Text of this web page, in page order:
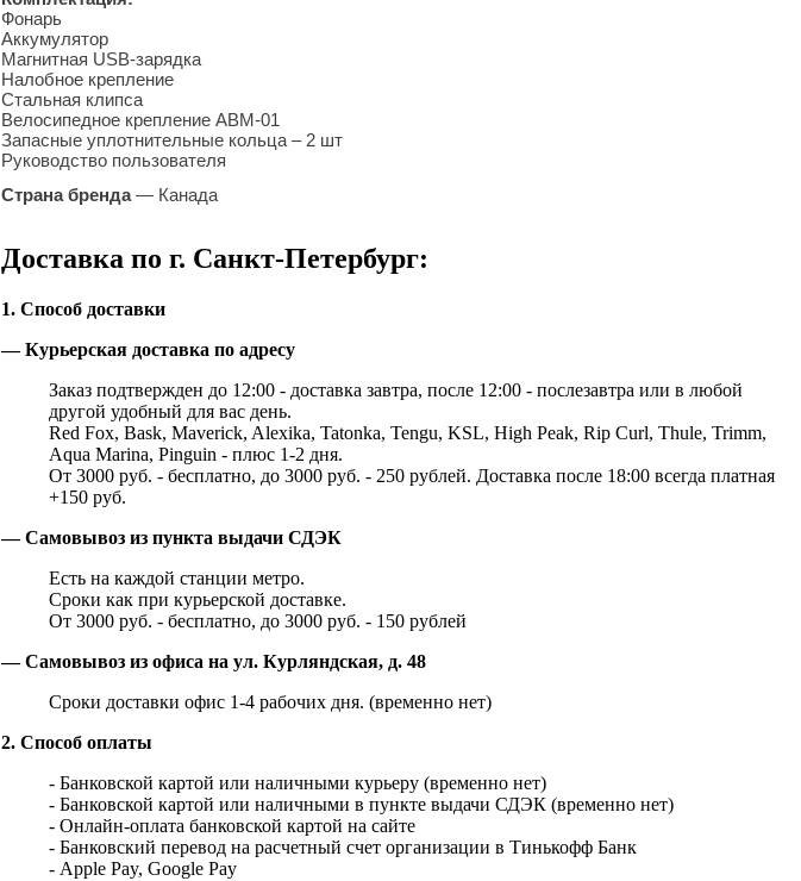
Фонарь
Аккумулятор
Магнитная USB-зарядка
Налобное крепление
Стальная клипса
Велосипедное крепление ABM-01
Запасные уплотнительные кольца – 2 шт
Руководство пользователя
Страна бренда— Канада
Доставка по г. Санкт-Петербург:
1. Способ доставки
— Курьерская доставка по адресу
Заказ подтвержден до 12:00 - доставка завтра, после 12:00 - послезавтра или в любой
другой удобный для вас день.
Red Fox, Bask, Maverick, Alexika, Tatonka, Tengu, KSL, High Peak, Rip Curl, Thule, Trimm,
Aqua Marina, Pinguin - плюс 1-2 дня.
От 3000 руб. - бесплатно, до 3000 руб. - 250 рублей. Доставка после 18:00 всегда платная
+150 руб.
— Самовывоз из пункта выдачи СДЭК
Есть на каждой станции метро.
Сроки как при курьерской доставке.
От 3000 руб. - бесплатно, до 3000 руб. - 150 рублей
— Самовывоз из офиса на ул. Курляндская, д. 48
Сроки доставки офис 1-4 рабочих дня. (временно нет)
2. Способ оплаты
- Банковской картой или наличными курьеру (временно нет)
- Банковской картой или наличными в пункте выдачи СДЭК (временно нет)
- Онлайн-оплата банковской картой на сайте
- Банковский перевод на расчетный счет организации в Тинькофф Банк
- Apple Pay, Google Pay